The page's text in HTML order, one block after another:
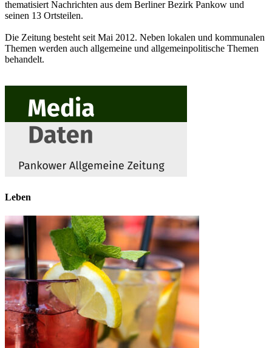
thematisiert Nachrichten aus dem Berliner Bezirk Pankow und
seinen 13 Ortsteilen.
Die Zeitung besteht seit Mai 2012. Neben lokalen und kommunalen
Themen werden auch allgemeine und allgemeinpolitische Themen
behandelt.
Leben